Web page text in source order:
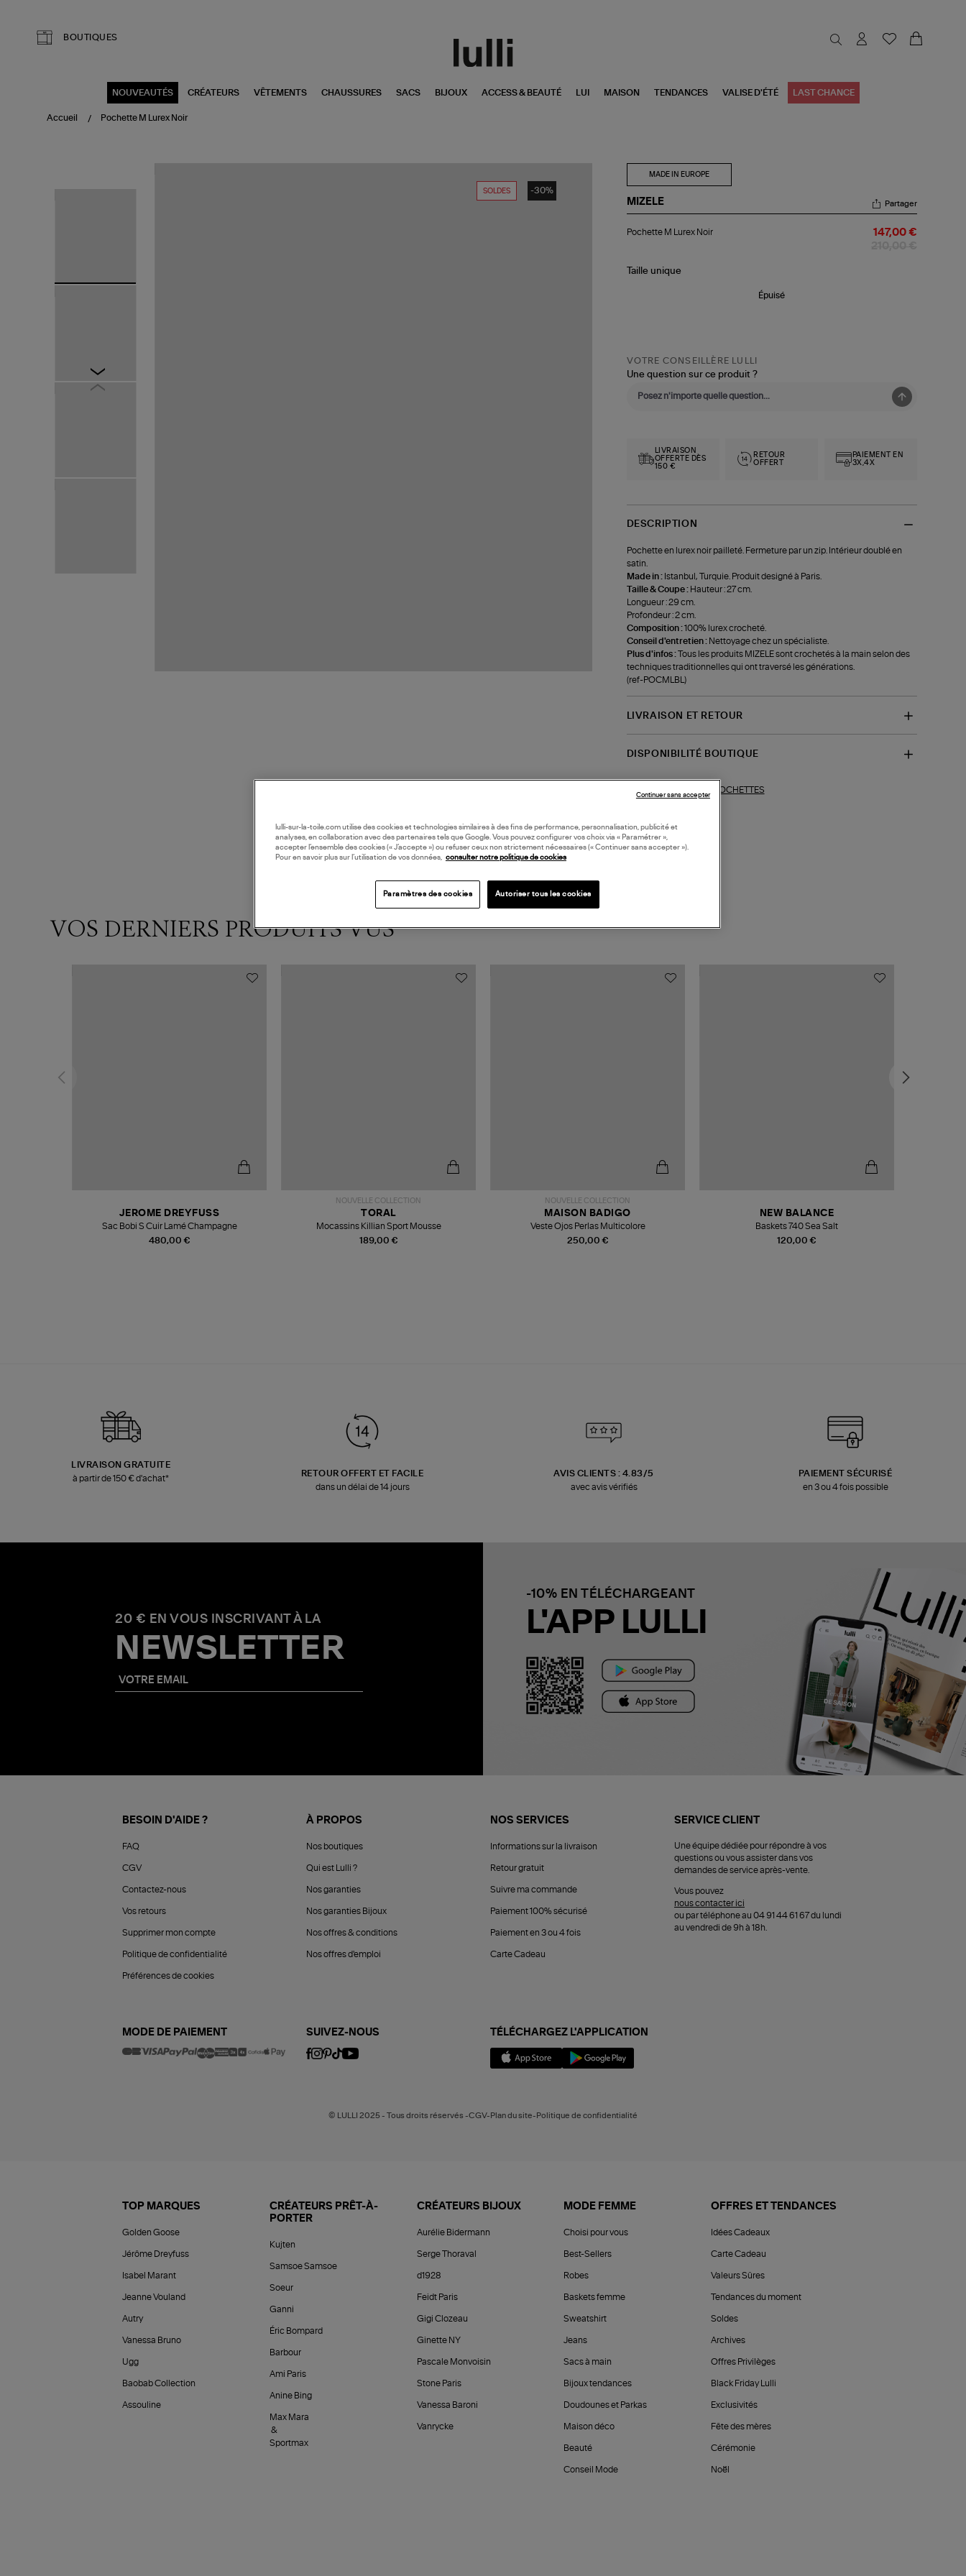
BOUTIQUES
NOUVEAUTÉS CRÉATEURS VÊTEMENTS CHAUSSURES SACS BIJOUX ACCESS & BEAUTÉ LUI MAISON TENDANCES VALISE D'ÉTÉ LAST CHANCE
Accueil Pochette M Lurex Noir
SOLDES -30%
MADE IN EUROPE
MIZELE
M
Partager
Pochette M Lurex Noir 147,00 €
Taille unique
Épuisé
VOTRE CONSEILLÈRE LULLI
Une question sur ce produit ?
LIVRAISON
OFFERTE DÈS
150 €
RETOUR
OFFERT
PAIEMENT EN
3X,4X
DESCRIPTION
Pochette en lurex noir pailleté. Fermeture par un zip. Intérieur doublé en
satin.
Made in : Istanbul, Turquie. Produit designé à Paris.
Taille & Coupe : Hauteur : 27 cm.
Longueur : 29 cm.
Profondeur : 2 cm.
Composition :100% lurex crocheté.
Conseil d'entretien : Nettoyage chez un spécialiste.
Plus d'infos :Tous les produits MIZELE sont crochetés à la main selon des
techniques traditionnelles qui ont traversé les générations.
(ref-POCMLBL)
LIVRAISON ET RETOUR
DISPONIBILITÉ BOUTIQUE
POCHETTES
VOS DERNIERS PRODUITS VUS
480,00 €
JEROME DREYFUSS
Sac Bobi S Cuir Lamé Champagne
NOUVELLE COLLECTION
189,00 €
TORAL
Mocassins Killian Sport Mousse
NOUVELLE COLLECTION
250,00 €
MAISON BADIGO
Veste Ojos Perlas Multicolore
120,00 €
NEW BALANCE
Baskets 740 Sea Salt
LIVRAISON GRATUITE
à partir de 150 € d'achat*
RETOUR OFFERT ET FACILE
dans un délai de 14 jours
AVIS CLIENTS : 4.83/5
avec avis vérifiés
PAIEMENT SÉCURISÉ
en 3 ou 4 fois possible
20 € EN VOUS INSCRIVANT À LA
NEWSLETTER
-10% EN TÉLÉCHARGEANT
L'APP LULLI
BESOIN D'AIDE ?
FAQ
CGV
Contactez-nous
Vos retours
Supprimer mon compte
Politique de confidentialité
Préférences de cookies
À PROPOS
Nos boutiques
Qui est Lulli ?
Nos garanties
Nos garanties Bijoux
Nos offres & conditions
Nos offres d'emploi
NOS SERVICES
Informations sur la livraison
Retour gratuit
Suivre ma commande
Paiement 100% sécurisé
Paiement en 3 ou 4 fois
Carte Cadeau
SERVICE CLIENT
Une équipe dédiée pour répondre à vos
questions ou vous assister dans vos
demandes de service après-vente.
Vous pouvez
nous contacter ici
ou par téléphone au 04 91 44 61 67 du lundi
au vendredi de 9h à 18h.
MODE DE PAIEMENT SUIVEZ-NOUS TÉLÉCHARGEZ L'APPLICATION
© LULLI 2025 - Tous droits réservés -CGV-Plan du site-Politique de confidentialité
TOP MARQUES
Golden Goose
Jérôme Dreyfuss
Isabel Marant
Jeanne Vouland
Autry
Vanessa Bruno
Ugg
Baobab Collection
Assouline
CRÉATEURS PRÊT-À-
PORTER
Kujten
Samsoe Samsoe
Soeur
Ganni
Éric Bompard
Barbour
Ami Paris
Anine Bing
Max Mara
&
Sportmax
CRÉATEURS BIJOUX
Aurélie Bidermann
Serge Thoraval
d1928
Feidt Paris
Gigi Clozeau
Ginette NY
Pascale Monvoisin
Stone Paris
Vanessa Baroni
Vanrycke
MODE FEMME
Choisi pour vous
Best-Sellers
Robes
Baskets femme
Sweatshirt
Jeans
Sacs à main
Bijoux tendances
Doudounes et Parkas
Maison déco
Beauté
Conseil Mode
OFFRES ET TENDANCES
Idées Cadeaux
Carte Cadeau
Valeurs Sûres
Tendances du moment
Soldes
Archives
Offres Privilèges
Black Friday Lulli
Exclusivités
Fête des mères
Cérémonie
Noël
lulli-sur-la-toile.com utilise des cookies et technologies similaires à des fins de performance, personnalisation, publicité et
analyses, en collaboration avec des partenaires tels que Google. Vous pouvez configurer vos choix via « Paramétrer »,
accepter l’ensemble des cookies (« J’accepte ») ou refuser ceux non strictement nécessaires (« Continuer sans accepter »).
Pour en savoir plus sur l’utilisation de vos données,
consulter notre politique de cookies
Paramètres des cookies Autoriser tous les cookies
Continuer sans accepter